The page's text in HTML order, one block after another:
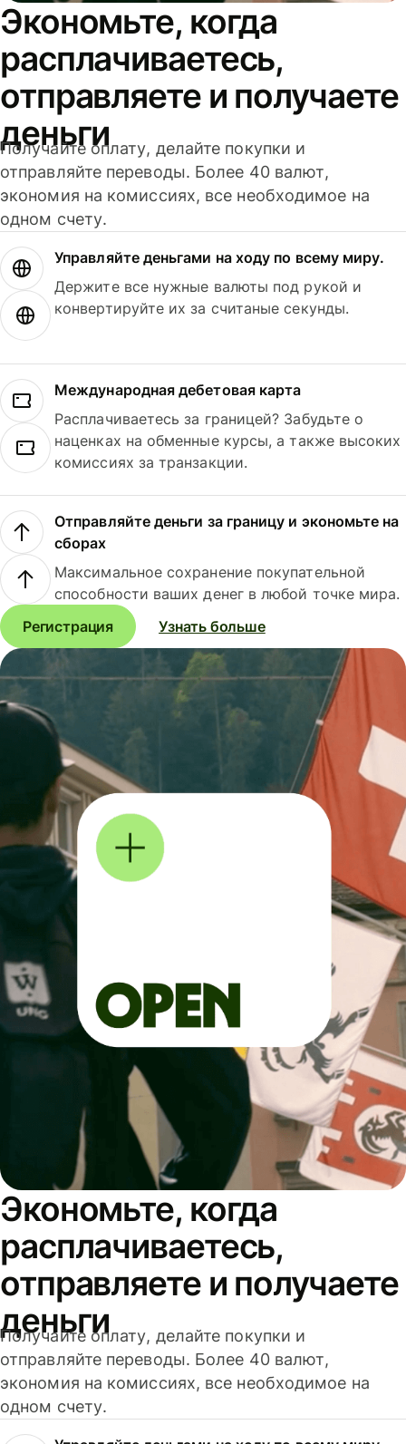
Экономьте, когда
расплачиваетесь,
отправляете и получаете
деньги
Получайте оплату, делайте покупки и
отправляйте переводы. Более 40 валют,
экономия на комиссиях, все необходимое на
одном счету.
Управляйте деньгами на ходу по всему миру.
Держите все нужные валюты под рукой и
конвертируйте их за считаные секунды.
Международная дебетовая карта
Расплачиваетесь за границей? Забудьте о
наценках на обменные курсы, а также высоких
комиссиях за транзакции.
Отправляйте деньги за границу и экономьте на
сборах
Максимальное сохранение покупательной
способности ваших денег в любой точке мира.
Регистрация
Узнать больше
Экономьте, когда
расплачиваетесь,
отправляете и получаете
деньги
Получайте оплату, делайте покупки и
отправляйте переводы. Более 40 валют,
экономия на комиссиях, все необходимое на
одном счету.